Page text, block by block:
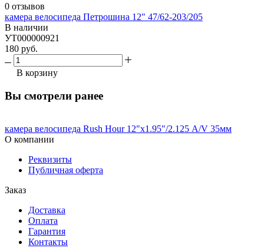
0 отзывов
камера велосипеда Петрошина 12" 47/62-203/205
В наличии
УТ000000921
180 руб.
В корзину
Вы смотрели ранее
камера велосипеда Rush Hour 12"х1.95"/2.125 A/V 35мм
О компании
Реквизиты
Публичная оферта
Заказ
Доставка
Оплата
Гарантия
Контакты